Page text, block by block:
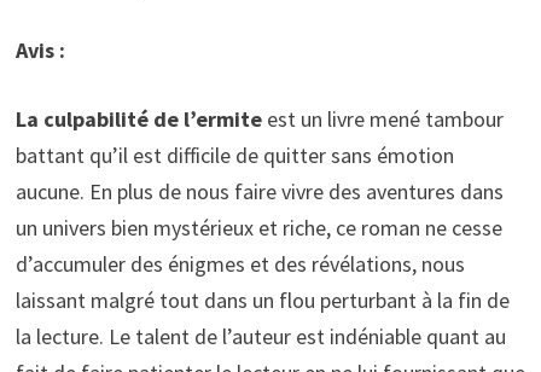
Avis :
La culpabilité de l’ermiteest un livre mené tambour
battant qu’il est difficile de quitter sans émotion
aucune. En plus de nous faire vivre des aventures dans
un univers bien mystérieux et riche, ce roman ne cesse
d’accumuler des énigmes et des révélations, nous
laissant malgré tout dans un flou perturbant à la fin de
la lecture. Le talent de l’auteur est indéniable quant au